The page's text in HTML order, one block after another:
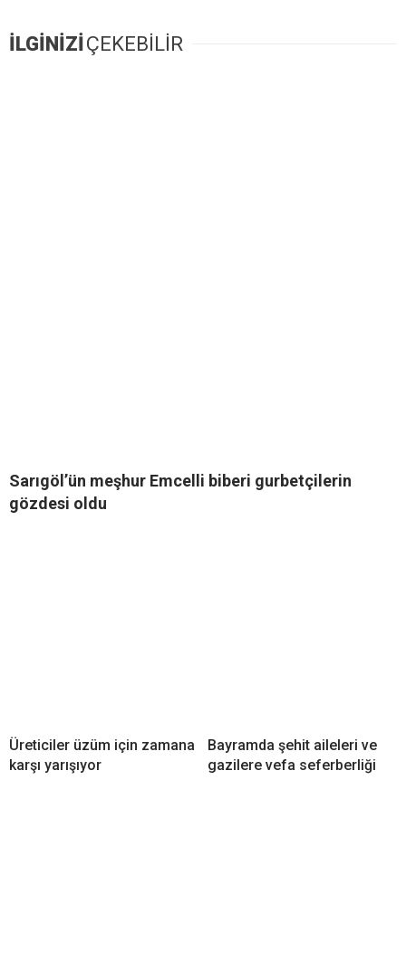
İLGİNİZİÇEKEBİLİR
Sarıgöl’ün meşhur Emcelli biberi gurbetçilerin
gözdesi oldu
Üreticiler üzüm için zamana
karşı yarışıyor
Bayramda şehit aileleri ve
gazilere vefa seferberliği